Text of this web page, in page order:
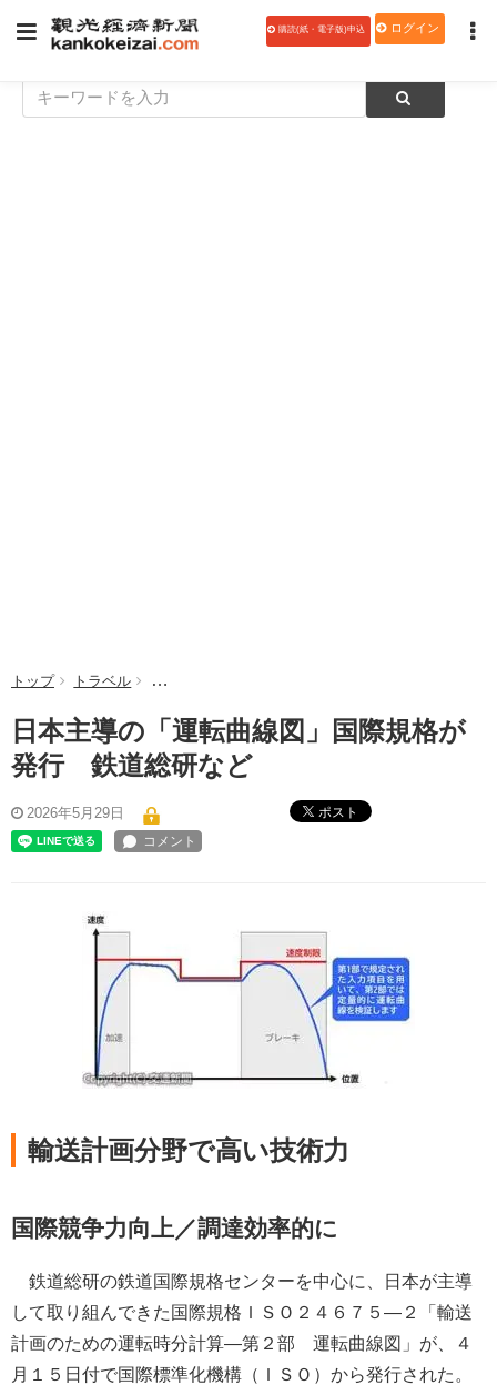
購読(紙・電子版)申込 ログイン
トップ トラベル 日本主導の「運転曲線図」国際規格が発行 鉄道
日本主導の「運転曲線図」国際規格が
発行 鉄道総研など
2026年5月29日 ポスト
輸送計画分野で高い技術力
国際競争力向上／調達効率的に
鉄道総研の鉄道国際規格センターを中心に、日本が主導
して取り組んできた国際規格ＩＳＯ２４６７５―２「輸送
計画のための運転時分計算―第２部 運転曲線図」が、４
月１５日付で国際標準化機構（ＩＳＯ）から発行された。